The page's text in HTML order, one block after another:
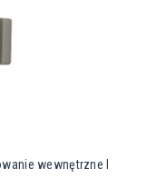
wewnętrzne I